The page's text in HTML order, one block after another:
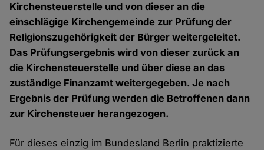
Kirchensteuerstelle und von dieser an die
einschlägige Kirchengemeinde zur Prüfung der
Religionszugehörigkeit der Bürger weitergeleitet.
Das Prüfungsergebnis wird von dieser zurück an
die Kirchensteuerstelle und über diese an das
zuständige Finanzamt weitergegeben. Je nach
Ergebnis der Prüfung werden die Betroffenen dann
zur Kirchensteuer herangezogen.
Für dieses einzig im Bundesland Berlin praktizierte